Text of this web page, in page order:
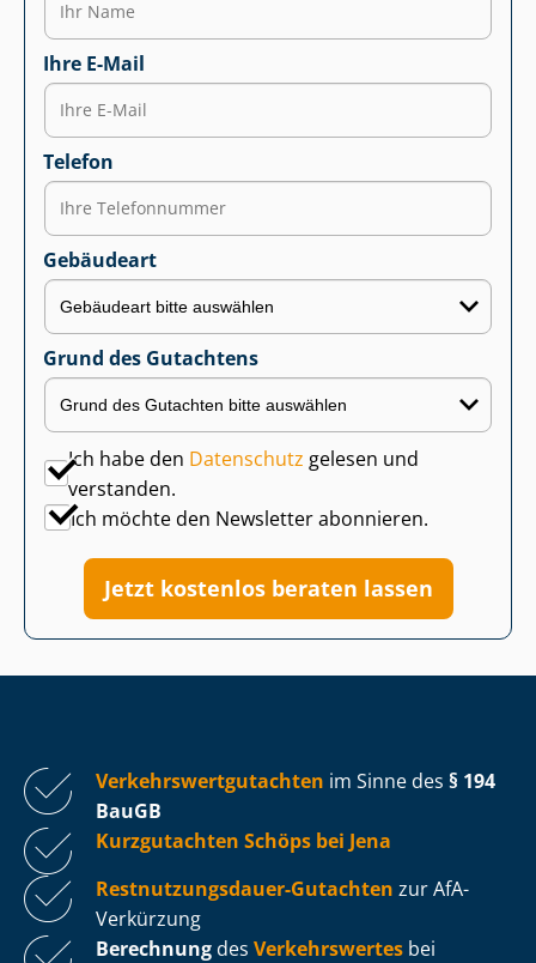
Ihre E-Mail
Telefon
Gebäudeart
Grund des Gutachtens
Ich habe den Datenschutz gelesen und
verstanden.
Ich möchte den Newsletter abonnieren.
Jetzt kostenlos beraten lassen
Ver­kehrs­wert­gut­ach­ten im Sinne des § 194
BauGB
Kurzgutachten Schöps bei Jena
Rest­nut­zungs­dau­er-Gutachten zur AfA-
Verkürzung
Berechnung des Verkehrswertes bei